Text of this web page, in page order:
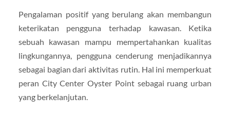
Pengalaman positif yang berulang akan membangun
keterikatan pengguna terhadap kawasan. Ketika
sebuah kawasan mampu mempertahankan kualitas
lingkungannya, pengguna cenderung menjadikannya
sebagai bagian dari aktivitas rutin. Hal ini memperkuat
peran City Center Oyster Point sebagai ruang urban
yang berkelanjutan.